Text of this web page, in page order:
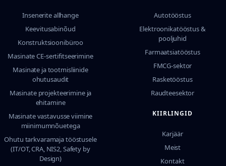
Insenerite allhange
Keevitusabinõud
Konstruktsioonibüroo
Masinate CE-sertifitseerimine
Masinate ja tootmisliinide
ohutusaudit
Masinate projekteerimine ja
ehitamine
Masinate vastavusse viimine
miinimumnõuetega
Ohutu tarkvaramaja tööstusele
(IT/OT, CRA, NIS2, Safety by
Design)
Autotööstus
Elektroonikatööstus &
pooljuhid
Farmaatsiatööstus
FMCG-sektor
Rasketööstus
Raudteesektor
KIIRLINGID
Karjäär
Meist
Kontakt